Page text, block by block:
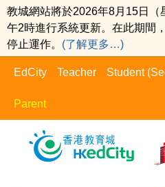
教城網站將於2026年8月15日（
午2時進行系統更新。在此期間
停止運作。 (了解更多…)
EdCity Teacher Student
Parent
EdCity - Parent>Learning